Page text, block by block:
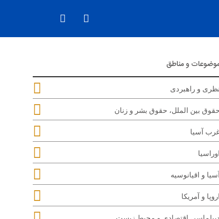
و مناطق
نظری و راهبردی
حقوق بین الملل، حقوق بشر و زنان
آسیا
اوراسیا
آسیا و اقیانوسیه
اروپا و آمریکا